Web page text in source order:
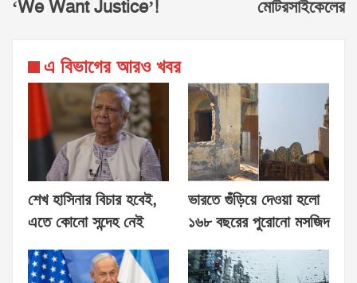
‘We Want Justice’! মোটরসাইকেলের
এ বিভাগের আরও খবর
শেখ হাসিনার বিচার হবেই,
এতে কোনো সন্দেহ নেই
ভারতে গুঁড়িয়ে দেওয়া হলো
১৬৮ বছরের পুরোনো মসজিদ